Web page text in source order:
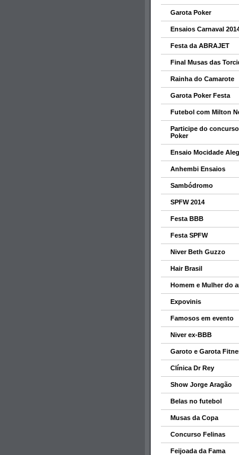
Garota Poker
Ensaios Carnaval
Festa da ABRAJET
Final Musas das
Rainha do Camarote
Garota Poker Festa
Futebol com Milton
Participe do
Poker
Ensaio Mocidade
Anhembi Ensaios
Sambódromo
SPFW 2014
Festa BBB
Festa SPFW
Niver Beth Guzzo
Hair Brasil
Homem e Mulher do
Expovinis
Famosos em evento
Niver ex-BBB
Garoto e Garota
Clínica Dr Rey
Show Jorge Aragão
Belas no futebol
Musas da Copa
Concurso Felinas
Feijoada da Fama